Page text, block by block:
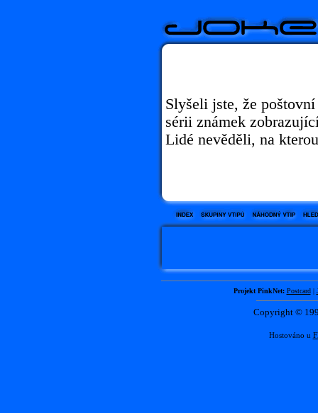
Slyšeli jste, že
sérii známek
Lidé nevěděli, na
Projekt PinkNet: Postcard|
Copyright ©
Hostováno u